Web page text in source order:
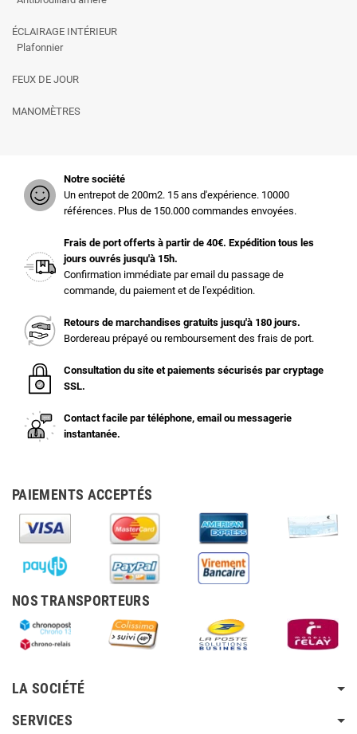
ÉCLAIRAGE INTÉRIEUR
Plafonnier
FEUX DE JOUR
MANOMÈTRES
Notre société
Un entrepot de 200m2. 15 ans d'expérience. 10000
références. Plus de 150.000 commandes envoyées.
Frais de port offerts à partir de 40€. Expédition tous les
jours ouvrés jusqu'à 15h.
Confirmation immédiate par email du passage de
commande, du paiement et de l'expédition.
Retours de marchandises gratuits jusqu'à 180 jours.
Bordereau prépayé ou remboursement des frais de port.
Consultation du site et paiements sécurisés par cryptage
SSL.
Contact facile par téléphone, email ou messagerie
instantanée.
PAIEMENTS ACCEPTÉS
NOS TRANSPORTEURS
LA SOCIÉTÉ
SERVICES